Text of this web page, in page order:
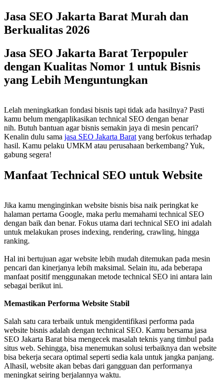
Jasa SEO Jakarta Barat Murah dan
Berkualitas 2026
Jasa SEO Jakarta Barat Terpopuler
dengan Kualitas Nomor 1 untuk Bisnis
yang Lebih Menguntungkan
Lelah meningkatkan fondasi bisnis tapi tidak ada hasilnya? Pasti
kamu belum mengaplikasikan technical SEO dengan benar
nih. Butuh bantuan agar bisnis semakin jaya di mesin pencari?
Kenalin dulu sama jasa SEO Jakarta Barat yang berfokus terhadap
hasil. Kamu pelaku UMKM atau perusahaan berkembang? Yuk,
gabung segera!
Manfaat Technical SEO untuk Website
Jika kamu menginginkan website bisnis bisa naik peringkat ke
halaman pertama Google, maka perlu memahami technical SEO
dengan baik dan benar. Fokus utama dari technical SEO ini adalah
untuk melakukan proses indexing, rendering, crawling, hingga
ranking.
Hal ini bertujuan agar website lebih mudah ditemukan pada mesin
pencari dan kinerjanya lebih maksimal. Selain itu, ada beberapa
manfaat positif menggunakan metode technical SEO ini antara lain
sebagai berikut ini.
Memastikan Performa Website Stabil
Salah satu cara terbaik untuk mengidentifikasi performa pada
website bisnis adalah dengan technical SEO. Kamu bersama jasa
SEO Jakarta Barat bisa mengecek masalah teknis yang timbul pada
situs web. Sehingga, bisa menemukan solusi terbaiknya dan website
bisa bekerja secara optimal seperti sedia kala untuk jangka panjang.
Alhasil, website akan bebas dari gangguan dan performanya
meningkat seiring berjalannya waktu.